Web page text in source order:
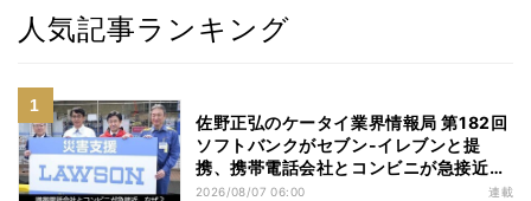
人気記事ランキング
佐野正弘のケータイ業界情報局 第182回
ソフトバンクがセブン-イレブンと提
携、携帯電話会社とコンビニが急接近す
る理由は
2026/08/07 06:00 連載